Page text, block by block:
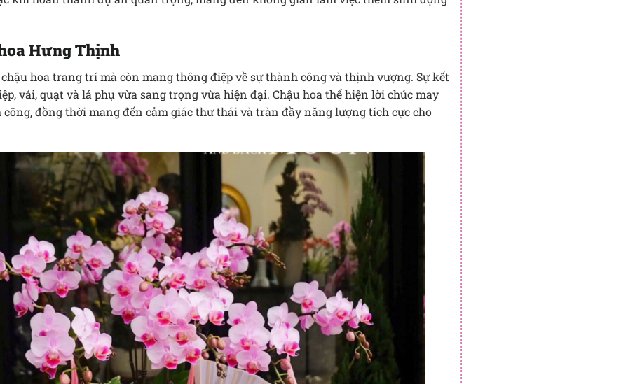
Hưng Thịnh
hoa trang trí mà còn mang thông điệp về sự thành công và thịnh vượng. Sự kết
vải, quạt và lá phụ vừa sang trọng vừa hiện đại. Chậu hoa thể hiện lời chúc may
đồng thời mang đến cảm giác thư thái và tràn đầy năng lượng tích cực cho